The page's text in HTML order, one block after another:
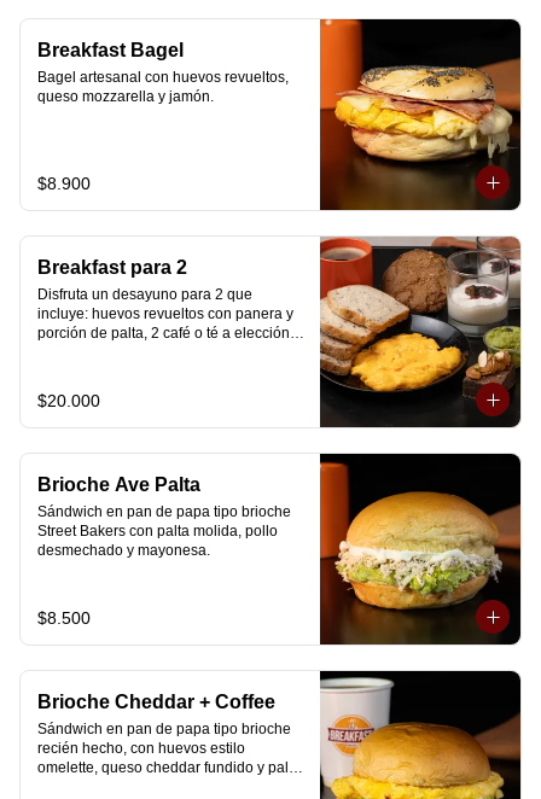
Breakfast Bagel
Bagel artesanal con huevos revueltos,
queso mozzarella y jamón.
$8.900
Breakfast para 2
Disfruta un desayuno para 2 que
incluye: huevos revueltos con panera y
porción de palta, 2 café o té a elección, 2
hecha en casa, un mini brownie y galleta
de avena para compartir.
$20.000
Brioche Ave Palta
Sándwich en pan de papa tipo brioche
Street Bakers con palta molida, pollo
desmechado y mayonesa.
$8.500
Brioche Cheddar + Coffee
Sándwich en pan de papa tipo brioche
recién hecho, con huevos estilo
omelette, queso cheddar fundido y palta,